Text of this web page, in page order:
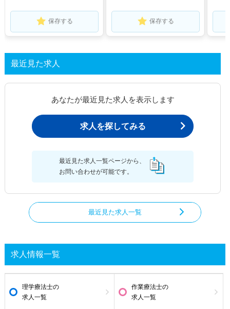
保存する 保存する
最近見た求人
あなたが最近見た求人を表示します
求人を探してみる
最近見た求人一覧ページから、
お問い合わせが可能です。
最近見た求人一覧
求人情報一覧
理学療法士の
求人一覧
作業療法士の
求人一覧